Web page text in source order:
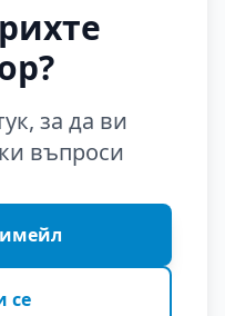
за да ви
въпроси
се